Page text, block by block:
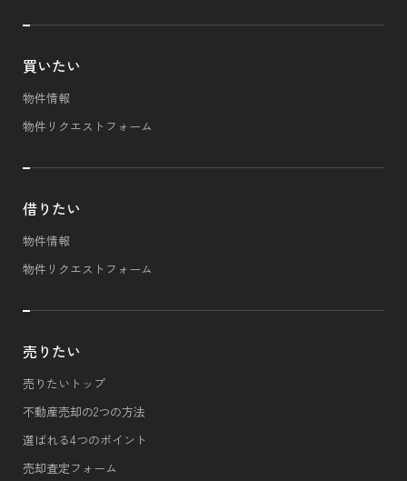
買いたい
物件情報
物件リクエストフォーム
借りたい
物件情報
物件リクエストフォーム
売りたい
売りたいトップ
不動産売却の2つの方法
選ばれる4つのポイント
売却査定フォーム